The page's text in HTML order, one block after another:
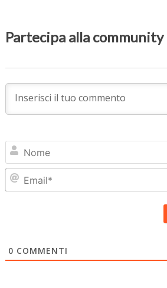
Partecipa alla community
0 COMMENTI